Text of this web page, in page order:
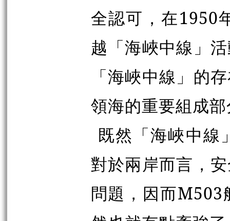
全認可，在1950
越「海峽中線」
「海峽中線」的
領海的重要組成
既然「海峽中線
對於兩岸而言，
問題，因而M503